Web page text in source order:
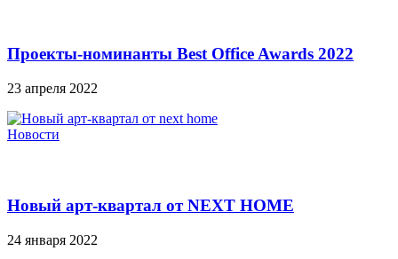
Проекты-номинанты Best Office Awards 2022
23 апреля 2022
Новости
Новый арт-квартал от NEXT HOME
24 января 2022